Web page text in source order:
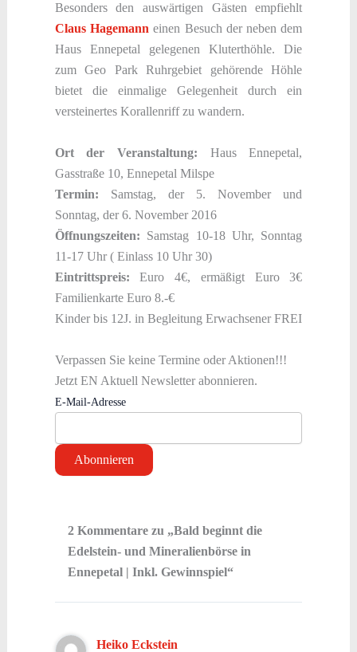
Besonders den auswärtigen Gästen empfiehlt
Claus Hagemanneinen Besuch der neben dem
Haus Ennepetal gelegenen Kluterthöhle. Die
zum Geo Park Ruhrgebiet gehörende Höhle
bietet die einmalige Gelegenheit durch ein
versteinertes Korallenriff zu wandern.
Ort der Veranstaltung: Haus Ennepetal,
Gasstraße 10, Ennepetal Milspe
Termin: Samstag, der 5. November und
Sonntag, der 6. November 2016
Öffnungszeiten: Samstag 10-18 Uhr, Sonntag
11-17 Uhr ( Einlass 10 Uhr 30)
Eintrittspreis: Euro 4€, ermäßigt Euro 3€
Familienkarte Euro 8.-€
Kinder bis 12J. in Begleitung Erwachsener FREI
Verpassen Sie keine Termine oder Aktionen!!!
Jetzt EN Aktuell Newsletter abonnieren.
E-Mail-Adresse
2 Kommentare zu „Bald beginnt die
Edelstein- und Mineralienbörse in
Ennepetal | Inkl. Gewinnspiel“
Heiko Eckstein